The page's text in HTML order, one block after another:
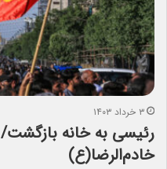
۳ خرداد ۱۴۰۳
رئیسی به خانه
خادم‌الرضا(ع)